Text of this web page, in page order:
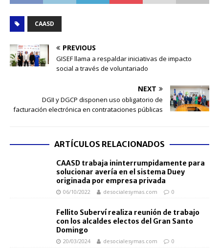
CAASD
PREVIOUS
GISEF llama a respaldar iniciativas de impacto
social a través de voluntariado
NEXT
DGII y DGCP disponen uso obligatorio de
facturación electrónica en contrataciones públicas
ARTÍCULOS RELACIONADOS
CAASD trabaja ininterrumpidamente para
solucionar avería en el sistema Duey
originada por empresa privada
06/10/2022 desocialesymas.com 0
Fellito Suberví realiza reunión de trabajo
con los alcaldes electos del Gran Santo
Domingo
20/03/2024 desocialesymas.com 0